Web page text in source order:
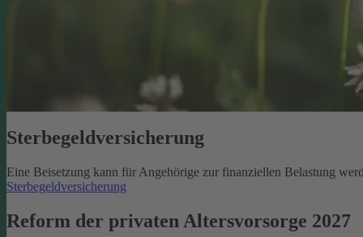
Sterbegeld­versicherung
Eine Beisetzung kann für Angehörige zur finanziellen Belastung
Sterbegeldversicherung
Reform der privaten Altersvorsorge 2027